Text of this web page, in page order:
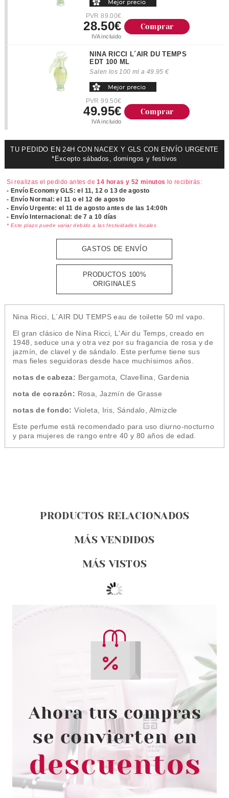
PVR 89.00€
28.50€
IVA incluido
Comprar
NINA RICCI L´AIR DU TEMPS
EDT 100 ML
Salen los 100 ml a 49.95 €
PVR 99.50€
49.95€
IVA incluido
Comprar
TU PEDIDO EN 24H CON NACEX Y GLS CON ENVÍO URGENTE
*Excepto sábados, domingos y festivos
Si realizas el pedido antes de14 horas y 52 minutos lo recibirás:
- Envío Economy GLS: el 11, 12 o 13 de agosto
- Envío Normal: el 11 o el 12 de agosto
- Envío Urgente: el11 de agosto antes de las 14:00h
- Envío Internacional: de 7 a 10 días
* Este plazo puede variar debido a las festividades locales
GASTOS DE ENVÍO
PRODUCTOS 100%
ORIGINALES
Nina Ricci, L´AIR DU TEMPS eau de toilette 50 ml vapo.
El gran clásico de Nina Ricci, L'Air du Temps, creado en
1948, seduce una y otra vez por su fragancia de rosa y de
jazmín, de clavel y de sándalo. Este perfume tiene sus
mas fieles seguidoras desde hace muchísimos años.
notas de cabeza: Bergamota, Clavellina, Gardenia
nota de corazón: Rosa, Jazmín de Grasse
notas de fondo: Violeta, Iris, Sándalo, Almizcle
Este perfume está recomendado para uso diurno-nocturno
y para mujeres de rango entre 40 y 80 años de edad.
PRODUCTOS RELACIONADOS
MÁS VENDIDOS
MÁS VISTOS
NINA RICCI
NINA RICCI NINA LE PARFUM
EDP 30 ML VP
Pvr 65.00€
-45%
desde
35.95€